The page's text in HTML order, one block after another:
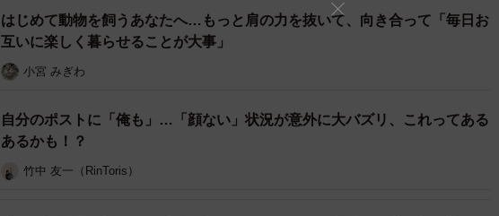
はじめて動物を飼うあなたへ…もっと肩の力を抜いて、向き合って「毎日お
互いに楽しく暮らせることが大事」
小宮 みぎわ
自分のポストに「俺も」…「顔ない」状況が意外に大バズリ、これってある
あるかも！？
竹中 友一（RinToris）